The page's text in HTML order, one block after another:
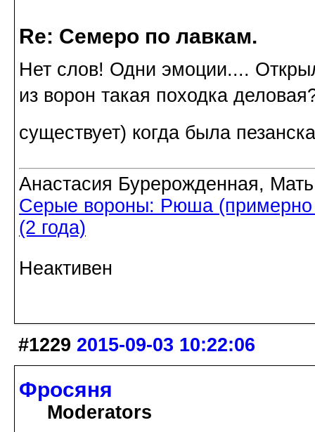
Re: Семеро по лавкам.
Нет слов! Одни эмоции....
из ворон такая походка
существует) когда была
Анастасия Бурерожденная,
Серые вороны: Рюша (примерно
(2 года)
Неактивен
#1229 2015-09-03 10:22:06
Фросяня
Moderators